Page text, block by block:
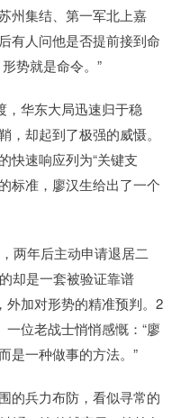
州集结、第一军北上嘉
有人问他是否提前接到命
势就是命令。”
，华东大局迅速归于稳
却起到了极强的威慑。
快速响应列为“关键支
标准，廖汉生给出了一个
两年后主动申请退居二
却是一套被验证靠谱
外加对形势的精准预判。2
位老战士悄悄感慨：“廖
是一种做事的方法。”
的兵力布防，看似寻常的